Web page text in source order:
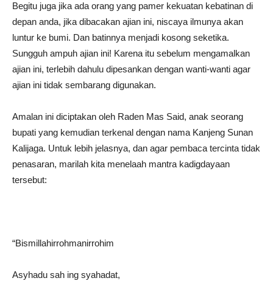
Begitu juga jika ada orang yang pamer kekuatan kebatinan di
depan anda, jika dibacakan ajian ini, niscaya ilmunya akan
luntur ke bumi. Dan batinnya menjadi kosong seketika.
Sungguh ampuh ajian ini! Karena itu sebelum mengamalkan
ajian ini, terlebih dahulu dipesankan dengan wanti-wanti agar
ajian ini tidak sembarang digunakan.
Amalan ini diciptakan oleh Raden Mas Said, anak seorang
bupati yang kemudian terkenal dengan nama Kanjeng Sunan
Kalijaga. Untuk lebih jelasnya, dan agar pembaca tercinta tidak
penasaran, marilah kita menelaah mantra kadigdayaan
tersebut:
“Bismillahirrohmanirrohim
Asyhadu sah ing syahadat,